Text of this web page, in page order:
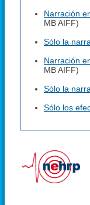
Narración
MB AIFF)
Sólo la
Narración
MB AIFF)
Sólo la
Sólo los